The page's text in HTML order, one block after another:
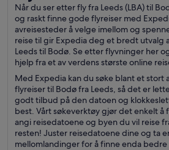
Når du ser etter fly fra Leeds (LBA) til
og raskt finne gode flyreiser med
avreisesteder å velge imellom og
reise til gir Expedia deg et bredt utvalg
Leeds til Bodø. Se etter flyvninger her
hjelp fra et av verdens største online
Med Expedia kan du søke blant et stort
flyreiser til Bodø fra Leeds, så det er
godt tilbud på den datoen og
best. Vårt søkeverktøy gjør det enkelt
angi reisedatoene og byen du vil reise
resten! Juster reisedatoene dine og ta
mellomlandinger for å finne enda